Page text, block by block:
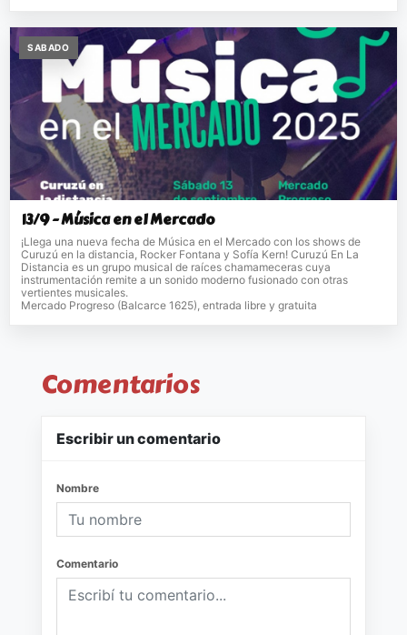
SABADO
13/9 - Música en el Mercado
¡Llega una nueva fecha de Música en el Mercado con los shows de
Curuzú en la distancia, Rocker Fontana y Sofía Kern! Curuzú En La
Distancia es un grupo musical de raíces chamameceras cuya
instrumentación remite a un sonido moderno fusionado con otras
vertientes musicales.
Mercado Progreso (Balcarce 1625), entrada libre y gratuita
Comentarios
Escribir un comentario
Nombre
Comentario